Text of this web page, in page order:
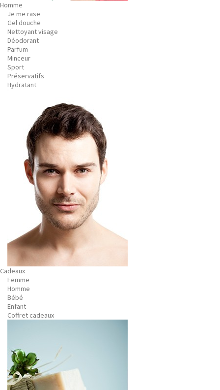
Homme
Je me rase
Gel douche
Nettoyant visage
Déodorant
Parfum
Minceur
Sport
Préservatifs
Hydratant
Cadeaux
Femme
Homme
Bébé
Enfant
Coffret cadeaux